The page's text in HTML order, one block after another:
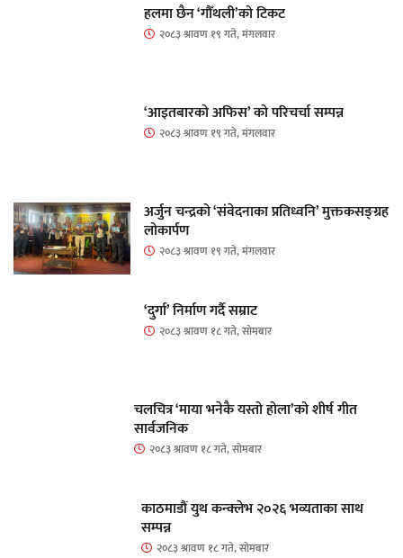
हलमा छैन ‘गौँथली’को टिकट
२०८३ श्रावण १९ गते, मंगलवार
‘आइतबारको अफिस’ को परिचर्चा सम्पन्न
२०८३ श्रावण १९ गते, मंगलवार
अर्जुन चन्द्रको ‘संवेदनाका प्रतिध्वनि’ मुक्तकसङ्ग्रह
लोकार्पण
२०८३ श्रावण १९ गते, मंगलवार
‘दुर्गा’ निर्माण गर्दै सम्राट
२०८३ श्रावण १८ गते, सोमबार
चलचित्र ‘माया भनेकै यस्तो होला’को शीर्ष गीत
सार्वजनिक
२०८३ श्रावण १८ गते, सोमबार
काठमाडौं युथ कन्क्लेभ २०२६ भव्यताका साथ
सम्पन्न
२०८३ श्रावण १८ गते, सोमबार